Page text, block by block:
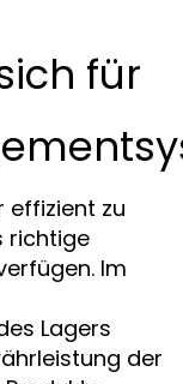
für
effizient zu
richtige
Im
Lagers
der